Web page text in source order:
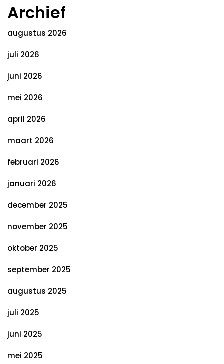
Archief
augustus 2026
juli 2026
juni 2026
mei 2026
april 2026
maart 2026
februari 2026
januari 2026
december 2025
november 2025
oktober 2025
september 2025
augustus 2025
juli 2025
juni 2025
mei 2025